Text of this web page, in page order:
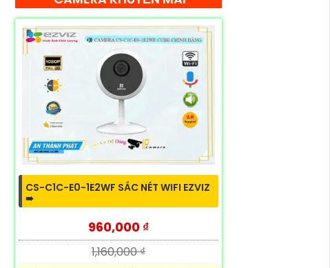
CS-C1C-E0-1E2WF SẮC NÉT WIFI EZVIZ
➠
960,000 ₫
1,160,000 ₫